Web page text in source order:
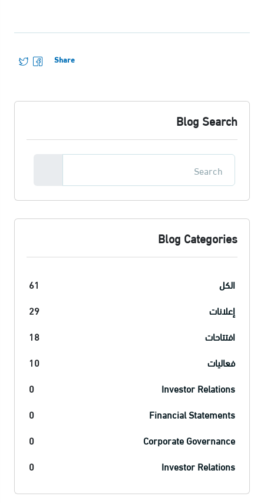
Share
Blog Search
Blog Categories
الكل
61
إعلانات
29
افتتاحات
18
فعاليات
10
Investor Relations
0
Financial Statements
0
Corporate Governance
0
Investor Relations
0